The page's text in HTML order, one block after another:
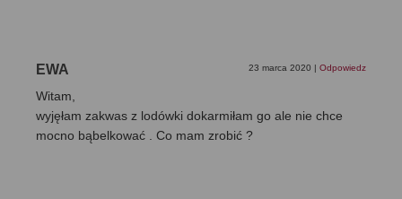
EWA 23 marca 2020 | Odpowiedz
Witam,
wyjęłam zakwas z lodówki dokarmiłam go ale nie chce
mocno bąbelkować . Co mam zrobić ?